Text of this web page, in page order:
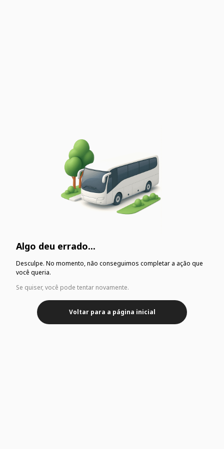
Algo deu errado...
Desculpe. No momento, não conseguimos completar a ação que
você queria.
Se quiser, você pode tentar novamente.
Voltar para a página inicial